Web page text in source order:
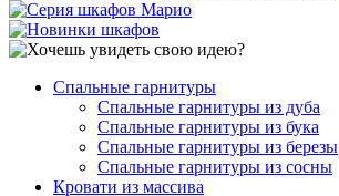
Спальные гарнитуры
Спальные гарнитуры из дуба
Спальные гарнитуры из бука
Спальные гарнитуры из березы
Спальные гарнитуры из сосны
Кровати из массива